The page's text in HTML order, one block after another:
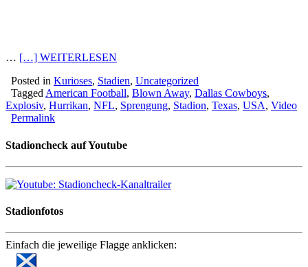
… […] WEITERLESEN
Posted in Kurioses, Stadien, Uncategorized
Tagged American Football, Blown Away, Dallas Cowboys,
Explosiv, Hurrikan, NFL, Sprengung, Stadion, Texas, USA, Video
Permalink
Stadioncheck auf Youtube
Stadionfotos
Einfach die jeweilige Flagge anklicken: